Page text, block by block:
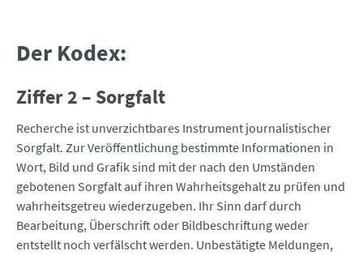
Der Kodex:
Ziffer 2 – Sorgfalt
Recherche ist unverzichtbares Instrument journalistischer
Sorgfalt. Zur Veröffentlichung bestimmte Informationen in
Wort, Bild und Grafik sind mit der nach den Umständen
gebotenen Sorgfalt auf ihren Wahrheitsgehalt zu prüfen und
wahrheitsgetreu wiederzugeben. Ihr Sinn darf durch
Bearbeitung, Überschrift oder Bildbeschriftung weder
entstellt noch verfälscht werden. Unbestätigte Meldungen,